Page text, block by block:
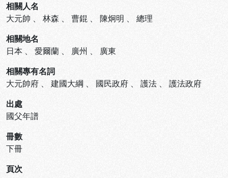
相關人名
大元帥 、 林森 、 曹錕 、 陳炯明 、 總理
相關地名
日本 、 愛爾蘭 、 廣州 、 廣東
相關專有名詞
大元帥府 、 建國大綱 、 國民政府 、 護法 、 護法政府
出處
國父年譜
冊數
下冊
頁次